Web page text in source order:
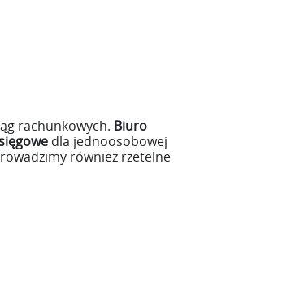
rachunkowych. Biuro
dla jednoosobowej
również rzetelne